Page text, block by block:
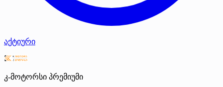
აქტიური
კ-მოტორსი პრემიუმი